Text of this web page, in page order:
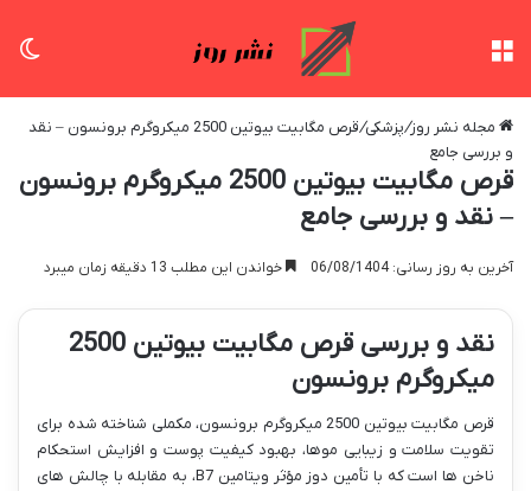
مجله نشر روز/پزشکی/
قرص مگابیت بیوتین 2500 میکروگرم برونسون – نقد
و بررسی جامع
قرص مگابیت بیوتین 2500 میکروگرم برونسون
– نقد و بررسی جامع
آخرین به روز رسانی: 06/08/1404 خواندن این مطلب 13 دقیقه زمان میبرد
نقد و بررسی قرص مگابیت بیوتین 2500
میکروگرم برونسون
قرص مگابیت بیوتین 2500 میکروگرم برونسون، مکملی شناخته شده برای
تقویت سلامت و زیبایی موها، بهبود کیفیت پوست و افزایش استحکام
ناخن ها است که با تأمین دوز مؤثر ویتامین B7، به مقابله با چالش های